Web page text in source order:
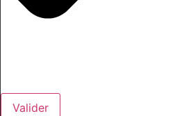
Valider